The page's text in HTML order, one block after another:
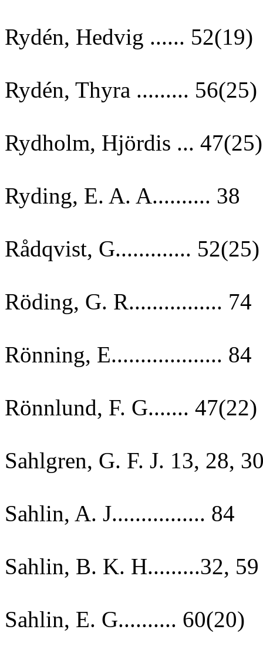
Rydén, Hedvig ...... 52(19)
Rydén, Thyra ......... 56(25)
Rydholm, Hjördis ... 47(25)
Ryding, E. A. A.......... 38
Rådqvist, G............. 52(25)
Röding, G. R................ 74
Rönning, E................... 84
Rönnlund, F. G....... 47(22)
Sahlgren, G. F. J. 13, 28,
Sahlin, A. J................ 84
Sahlin, B. K. H.........32, 59
Sahlin, E. G.......... 60(20)